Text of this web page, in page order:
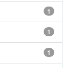
1
1
1